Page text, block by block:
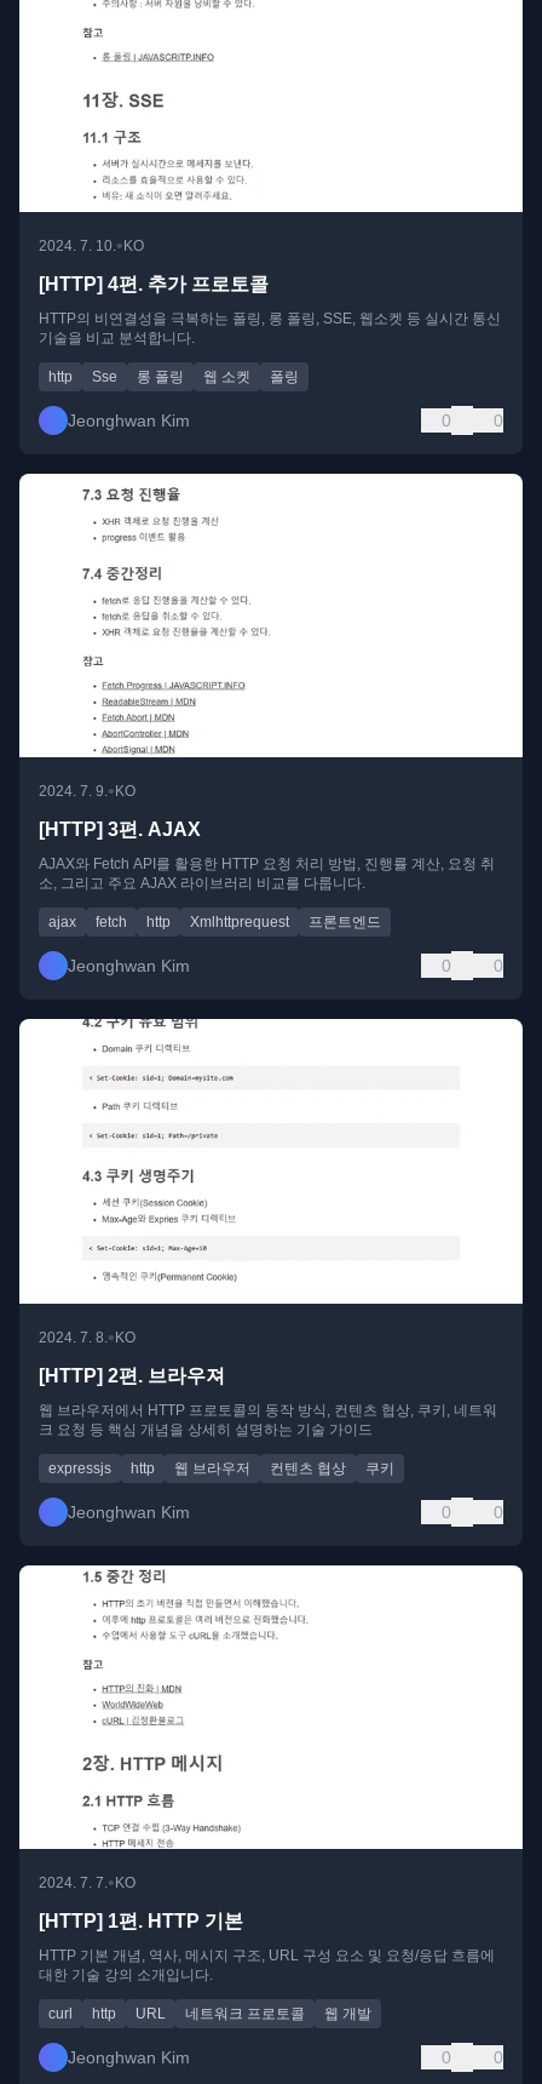
2024. 7. 10.• KO
[HTTP] 4편. 추가 프로토콜
HTTP의 비연결성을 극복하는 폴링, 롱 폴링, SSE, 웹소켓 등 실시간 통신
기술을 비교 분석합니다.
http Sse 롱 폴링 웹 소켓 폴링
Jeonghwan Kim 0 0
2024. 7. 9.• KO
[HTTP] 3편. AJAX
AJAX와 Fetch API를 활용한 HTTP 요청 처리 방법, 진행률 계산, 요청 취
소, 그리고 주요 AJAX 라이브러리 비교를 다룹니다.
ajax fetch http Xmlhttprequest 프론트엔드
Jeonghwan Kim 0 0
2024. 7. 8.•KO
[HTTP] 2편. 브라우져
웹 브라우저에서 HTTP 프로토콜의 동작 방식, 컨텐츠 협상, 쿠키, 네트워
크 요청 등 핵심 개념을 상세히 설명하는 기술 가이드
expressjs http 웹 브라우저 컨텐츠 협상 쿠키
Jeonghwan Kim 0 0
2024. 7. 7.• KO
[HTTP] 1편. HTTP 기본
HTTP 기본 개념, 역사, 메시지 구조, URL 구성 요소 및 요청/응답 흐름에
대한 기술 강의 소개입니다.
curl http URL 네트워크 프로토콜 웹 개발
Jeonghwan Kim 0 0